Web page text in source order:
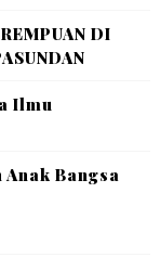
DI
Ilmu
Bangsa